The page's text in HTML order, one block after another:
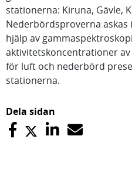
stationerna: Kiruna, Gävle,
Nederbördsproverna
hjälp av
aktivitetskoncentrationer av
för luft och nederbörd
stationerna.
Dela sidan